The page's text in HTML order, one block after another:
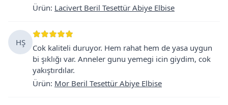
Ürün: Lacivert Beril Tesettür Abiye Elbise
HŞ
Cok kaliteli duruyor. Hem rahat hem de yasa uygun
bi şıklığı var. Anneler gunu yemegi icin giydim, cok
yakıştırdılar.
Ürün: Mor Beril Tesettür Abiye Elbise